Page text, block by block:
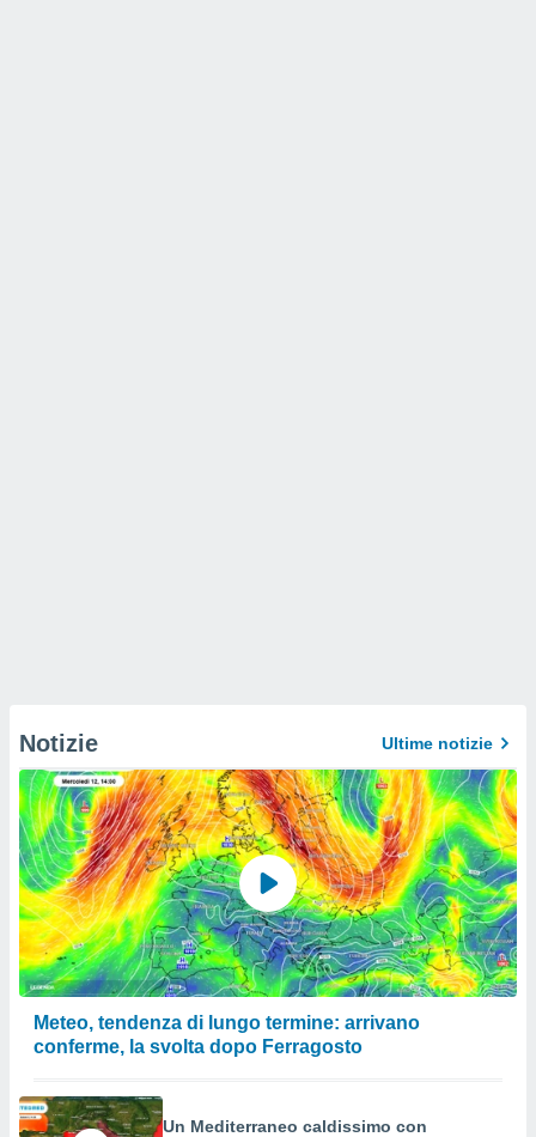
Notizie Ultime notizie
Meteo, tendenza di lungo termine: arrivano
conferme, la svolta dopo Ferragosto
Un Mediterraneo caldissimo con